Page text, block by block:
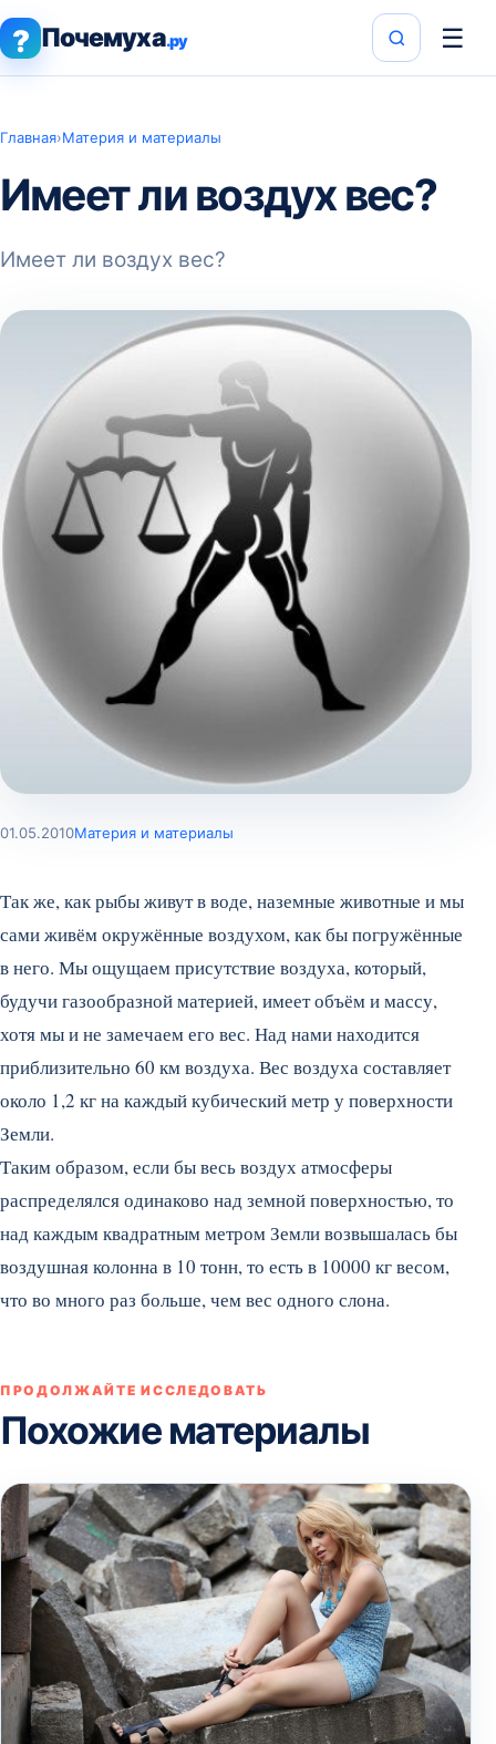
? Почемуха.ру ☰
Главная›Материя и материалы
Имеет ли воздух вес?
Имеет ли воздух вес?
01.05.2010Материя и материалы
Так же, как рыбы живут в воде, наземные животные и мы
сами живём окружённые воздухом, как бы погружённые
в него. Мы ощущаем присутствие воздуха, который,
будучи газообразной материей, имеет объём и массу,
хотя мы и не замечаем его вес. Над нами находится
приблизительно 60 км воздуха. Вес воздуха составляет
около 1,2 кг на каждый кубический метр у поверхности
Земли.
Таким образом, если бы весь воздух атмосферы
распределялся одинаково над земной поверхностью, то
над каждым квадратным метром Земли возвышалась бы
воздушная колонна в 10 тонн, то есть в 10000 кг весом,
что во много раз больше, чем вес одного слона.
ПРОДОЛЖАЙТЕ ИССЛЕДОВАТЬ
Похожие материалы